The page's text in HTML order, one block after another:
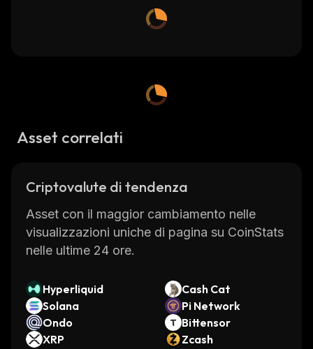
Asset correlati
Criptovalute di tendenza
Asset con il maggior cambiamento nelle
visualizzazioni uniche di pagina su CoinStats
nelle ultime 24 ore.
Hyperliquid
Cash Cat
Solana
Pi Network
Ondo
Bittensor
XRP
Zcash